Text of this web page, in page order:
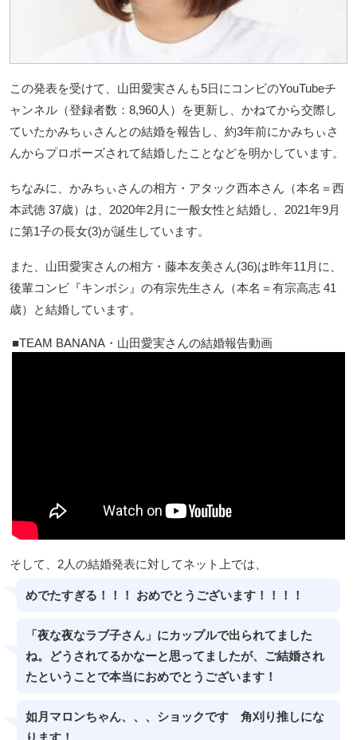
この発表を受けて、山田愛実さんも5日にコンビのYouTubeチ
ャンネル（登録者数：8,960人）を更新し、かねてから交際し
ていたかみちぃさんとの結婚を報告し、約3年前にかみちぃさ
んからプロポーズされて結婚したことなどを明かしています。
ちなみに、かみちぃさんの相方・アタック西本さん（本名＝西
本武徳 37歳）は、2020年2月に一般女性と結婚し、2021年9月
に第1子の長女(3)が誕生しています。
また、山田愛実さんの相方・藤本友美さん(36)は昨年11月に、
後輩コンビ『キンボシ』の有宗先生さん（本名＝有宗高志 41
歳）と結婚しています。
TEAM BANANA・山田愛実さんの結婚報告動画
そして、2人の結婚発表に対してネット上では、
めでたすぎる！！！ おめでとうございます！！！！
「夜な夜なラブ子さん」にカップルで出られてました
ね。どうされてるかなーと思ってましたが、ご結婚され
たということで本当におめでとうございます！
如月マロンちゃん、、、ショックです 角刈り推しにな